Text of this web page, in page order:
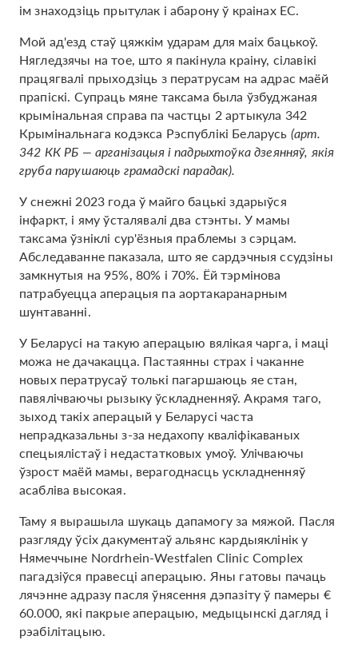
ім знаходзіць прытулак і абарону ў краінах ЕС.
Мой ад'езд стаў цяжкім ударам для маіх бацькоў.
Нягледзячы на ​​тое, што я пакінула краіну, сілавікі
працягвалі прыходзіць з ператрусам на адрас маёй
прапіскі. Супраць мяне таксама была ўзбуджаная
крымінальная справа па частцы 2 артыкула 342
Крымінальнага кодэкса Рэспублікі Беларусь (арт.
342 КК РБ — арганізацыя і падрыхтоўка дзеянняў, якія
груба парушаюць грамадскі парадак).
У снежні 2023 года ў майго бацькі здарыўся
інфаркт, і яму ўсталявалі два стэнты. У мамы
таксама ўзніклі сур'ёзныя праблемы з сэрцам.
Абследаванне паказала, што яе сардэчныя ссудзіны
замкнутыя на 95%, 80% і 70%. Ёй тэрмінова
патрабуецца аперацыя па аортакаранарным
шунтаванні.
У Беларусі на такую ​​аперацыю вялікая чарга, і маці
можа не дачакацца. Пастаянны страх і чаканне
новых ператрусаў толькі пагаршаюць яе стан,
павялічваючы рызыку ўскладненняў. Акрамя таго,
зыход такіх аперацый у Беларусі часта
непрадказальны з-за недахопу кваліфікаваных
спецыялістаў і недастатковых умоў. Улічваючы
ўзрост маёй мамы, верагоднасць ускладненняў
асабліва высокая.
Таму я вырашыла шукаць дапамогу за мяжой. Пасля
разгляду ўсіх дакументаў альянс кардыяклінік у
Нямеччыне Nordrhein-Westfalen Clinic Complex
пагадзіўся правесці аперацыю. Яны гатовы пачаць
лячэнне адразу пасля ўнясення дэпазіту ў памеры €
60.000, які пакрые аперацыю, медыцынскі дагляд і
рэабілітацыю.